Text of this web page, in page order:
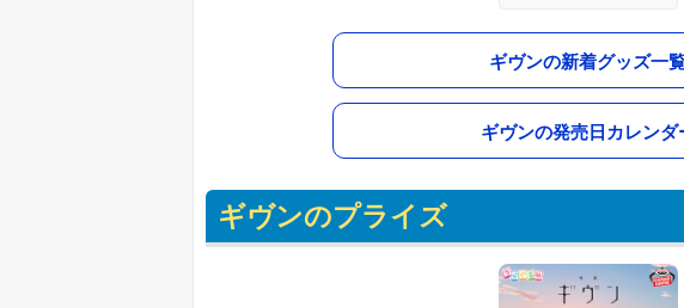
ギヴンの新着グッズ一
ギヴンの発売日カレンダ
ギヴンのプライズ